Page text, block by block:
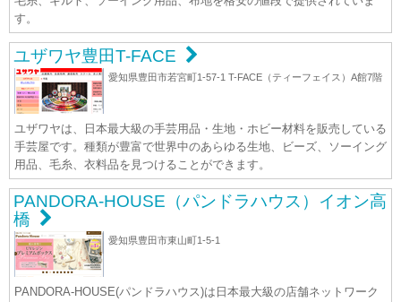
す。
ユザワヤ豊田T-FACE
愛知県豊田市若宮町1-57-1 T-FACE（ティーフェイス）A館7階
ユザワヤは、日本最大級の手芸用品・生地・ホビー材料を販売している
手芸屋です。種類が豊富で世界中のあらゆる生地、ビーズ、ソーイング
用品、毛糸、衣料品を見つけることができます。
PANDORA-HOUSE（パンドラハウス）イオン高
橋
愛知県豊田市東山町1-5-1
PANDORA-HOUSE(パンドラハウス)は日本最大級の店舗ネットワーク